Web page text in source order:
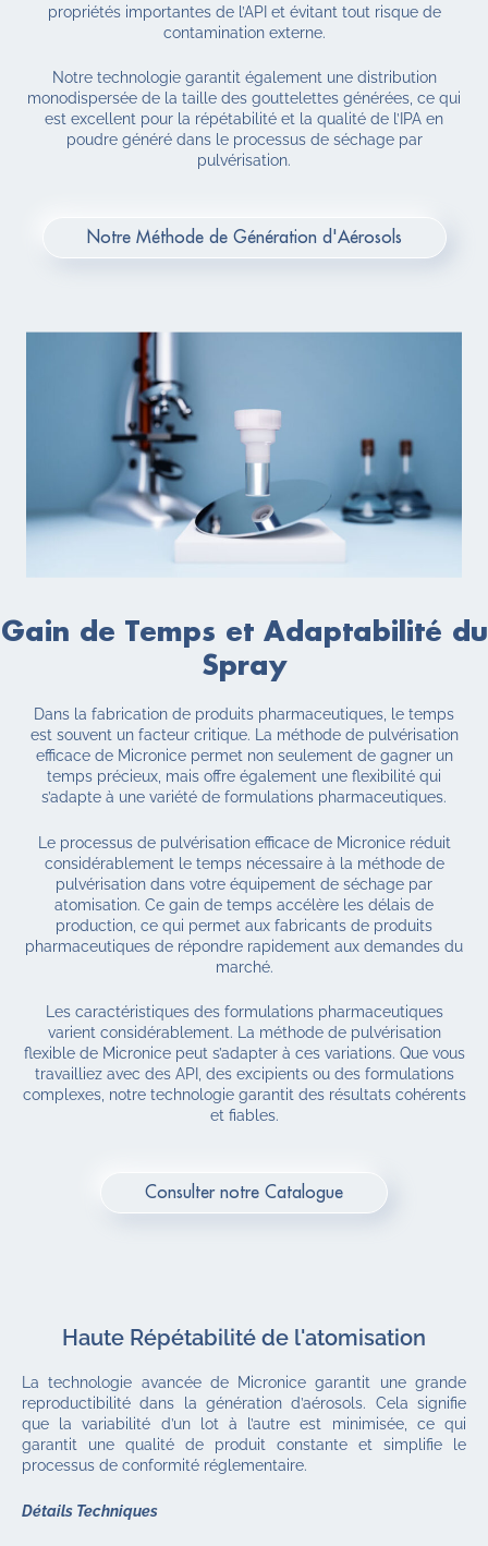
propriétés importantes de l’API et évitant tout risque de
contamination externe.
Notre technologie garantit également une distribution
monodispersée de la taille des gouttelettes générées, ce qui
est excellent pour la répétabilité et la qualité de l’IPA en
poudre généré dans le processus de séchage par
pulvérisation.
Notre Méthode de Génération d'Aérosols
Gain de Temps et Adaptabilité du
Spray
Dans la fabrication de produits pharmaceutiques, le temps
est souvent un facteur critique. La méthode de pulvérisation
efficace de Micronice permet non seulement de gagner un
temps précieux, mais offre également une flexibilité qui
s’adapte à une variété de formulations pharmaceutiques.
Le processus de pulvérisation efficace de Micronice réduit
considérablement le temps nécessaire à la méthode de
pulvérisation dans votre équipement de séchage par
atomisation. Ce gain de temps accélère les délais de
production, ce qui permet aux fabricants de produits
pharmaceutiques de répondre rapidement aux demandes du
marché.
Les caractéristiques des formulations pharmaceutiques
varient considérablement. La méthode de pulvérisation
flexible de Micronice peut s’adapter à ces variations. Que vous
travailliez avec des API, des excipients ou des formulations
complexes, notre technologie garantit des résultats cohérents
et fiables.
Consulter notre Catalogue
Haute Répétabilité de l'atomisation
La technologie avancée de Micronice garantit une grande
reproductibilité dans la génération d’aérosols. Cela signifie
que la variabilité d’un lot à l’autre est minimisée, ce qui
garantit une qualité de produit constante et simplifie le
processus de conformité réglementaire.
Détails Techniques